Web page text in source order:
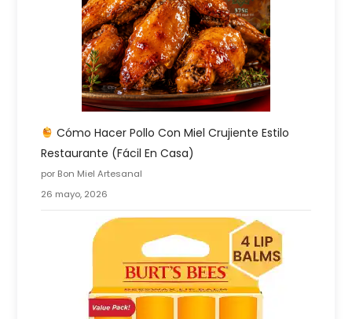
Cómo Hacer Pollo Con Miel Crujiente Estilo
Restaurante (fácil En Casa)
por Bon Miel Artesanal
26 mayo, 2026